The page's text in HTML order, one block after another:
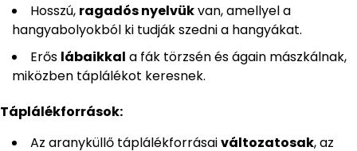
Hosszú, ragadós nyelvükvan, amellyel a
hangyabolyokból ki tudják szedni a hangyákat.
Erős lábaikkal a fák törzsén és ágain mászkálnak,
miközben táplálékot keresnek.
Táplálékforrások:
Az aranyküllő táplálékforrásaiváltozatosak, az